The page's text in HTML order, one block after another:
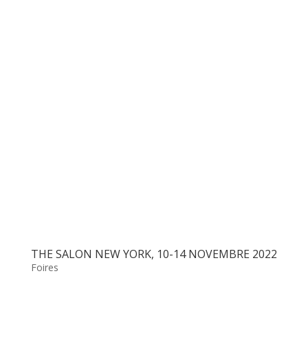
THE SALON NEW YORK, 10-14 NOVEMBRE 2022
Foires